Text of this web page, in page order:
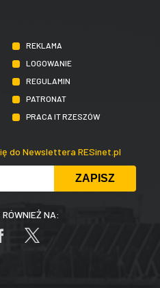
REKLAMA
LOGOWANIE
REGULAMIN
PATRONAT
PRACA IT RZESZÓW
do Newslettera RESinet.pl
NA: